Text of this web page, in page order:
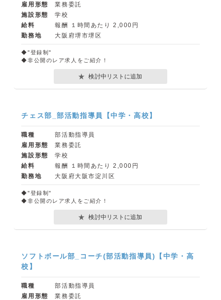
雇用形態
業務委託
施設形態
学校
給料
報酬 １時間あたり 2,000円
勤務地
大阪府堺市堺区
◆"登録制"
◆非公開のレア求人をご紹介！
検討中リストに追加
チェス部_部活動指導員【中学・高校】
職種
部活動指導員
雇用形態
業務委託
施設形態
学校
給料
報酬 １時間あたり 2,000円
勤務地
大阪府大阪市淀川区
◆"登録制"
◆非公開のレア求人をご紹介！
検討中リストに追加
ソフトボール部_コーチ(部活動指導員)【中学・高
校】
職種
部活動指導員
雇用形態
業務委託